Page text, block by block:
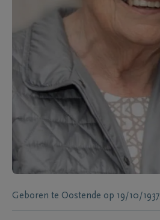
Geboren te Oostende op 19/10/1937